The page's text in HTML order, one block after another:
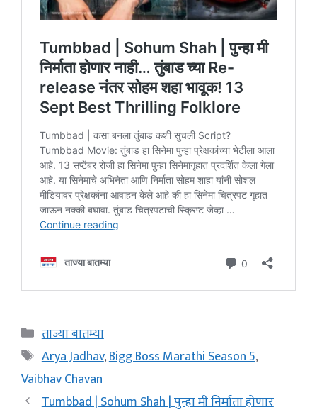
Categories
ताज्या बातम्या
Tags
Arya Jadhav,Bigg Boss Marathi Season 5,
Vaibhav Chavan
Tumbbad | Sohum Shah | पुन्हा मी निर्माता होणार